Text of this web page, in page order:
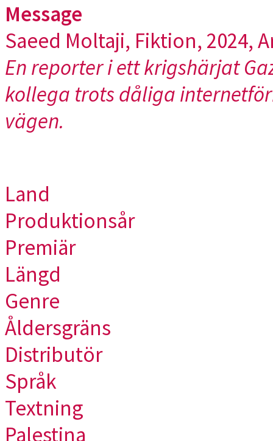
Message
Saeed Moltaji, Fiktion, 2024,
En reporter i ett krigshärjat
kollega trots dåliga
vägen.
Land
Produktionsår
Premiär
Längd
Genre
Åldersgräns
Distributör
Språk
Textning
Palestina